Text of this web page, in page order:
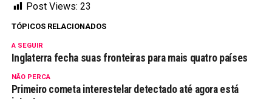
Post Views: 23
TÓPICOS RELACIONADOS
A SEGUIR
Inglaterra fecha suas fronteiras para mais quatro países
NÃO PERCA
Primeiro cometa interestelar detectado até agora está